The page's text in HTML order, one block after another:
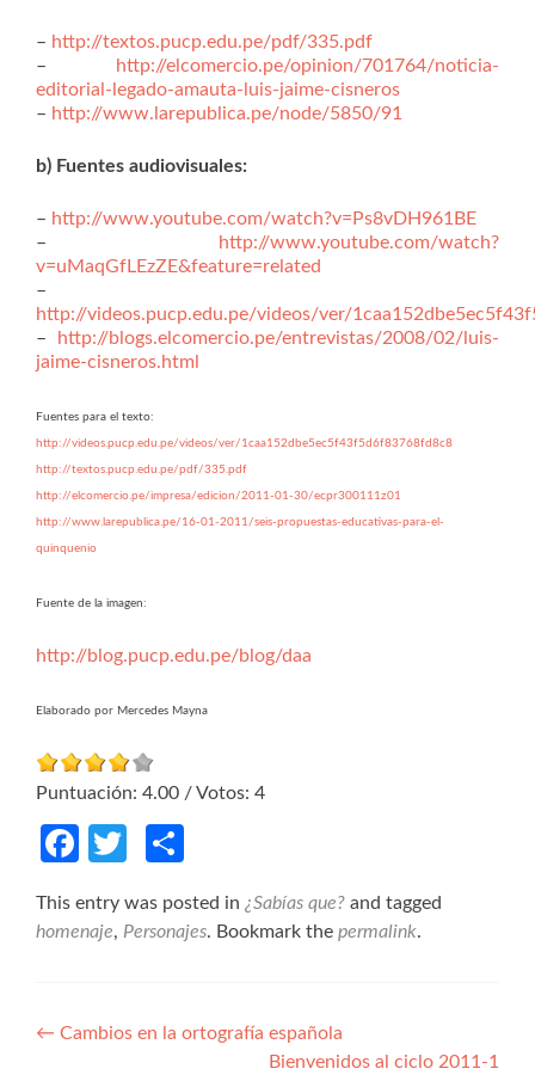
– http://textos.pucp.edu.pe/pdf/335.pdf
–
http://elcomercio.pe/opinion/701764/noticia-
editorial-legado-amauta-luis-jaime-cisneros
– http://www.larepublica.pe/node/5850/91
b) Fuentes audiovisuales:
– http://www.youtube.com/watch?v=Ps8vDH961BE
–
http://www.youtube.com/watch?
v=uMaqGfLEzZE&feature=related
–
http://videos.pucp.edu.pe/videos/ver/
–
http://blogs.elcomercio.pe/entrevistas/2008/02/luis-
jaime-cisneros.html
Fuentes para el texto:
http://videos.pucp.edu.pe/videos/ver/1caa152dbe5ec5f43f5d6f83768fd8c8
http://textos.pucp.edu.pe/pdf/335.pdf
http://elcomercio.pe/impresa/edicion/2011-01-30/ecpr300111z01
http://www.larepublica.pe/16-01-2011/seis-propuestas-educativas-para-el-
quinquenio
Fuente de la imagen:
http://blog.pucp.edu.pe/blog/daa
Elaborado por Mercedes Mayna
Puntuación: 4.00 / Votos: 4
Facebook
Twitter
This entry was posted in ¿Sabías que? and tagged
homenaje, Personajes. Bookmark the permalink.
Navegación de entradas
← Cambios en la ortografía española
Bienvenidos al ciclo 2011-1